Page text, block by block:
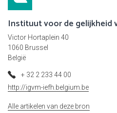
Instituut voor de gelijkheid
Victor Hortaplein 40
1060 Brussel
België
+ 32 2 233 44 00
http://igvm-iefh.belgium.be
Alle artikelen van deze bron